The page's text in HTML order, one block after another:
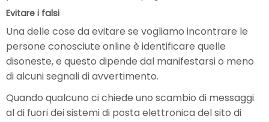
Evitare i falsi
Una delle cose da evitare se vogliamo incontrare le
persone conosciute online è identificare quelle
disoneste, e questo dipende dal manifestarsi o meno
di alcuni segnali di avvertimento.
Quando qualcuno ci chiede uno scambio di messaggi
al di fuori dei sistemi di posta elettronica del sito di